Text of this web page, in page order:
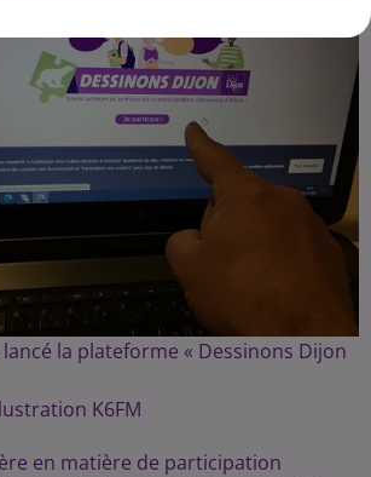
la plateforme « Dessinons Dijon
K6FM
en matière de participation